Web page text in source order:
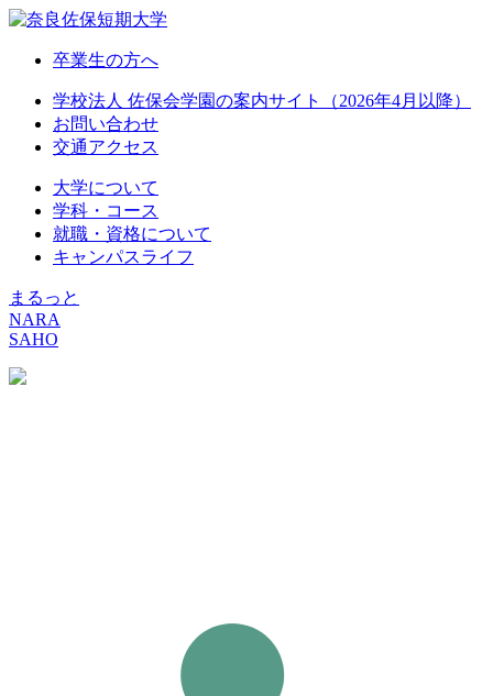
卒業生の方へ
学校法人 佐保会学園の案内サイト（2026年4月以降）
お問い合わせ
交通アクセス
大学について
学科・コース
就職・資格について
キャンパスライフ
まるっと
NARA
SAHO